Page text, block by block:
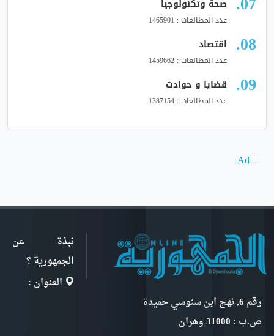
صحة وتكنولوجيا
عدد المطالعات : 1465901
اقتصاد
عدد المطالعات : 1459662
قضايا و حوادث
عدد المطالعات : 1387154
نبذة عن
الجمهورية ؟
العنوان :
رقم 6, نهج ابن سنوسي حميدة
ص.ب : 31000 وهران